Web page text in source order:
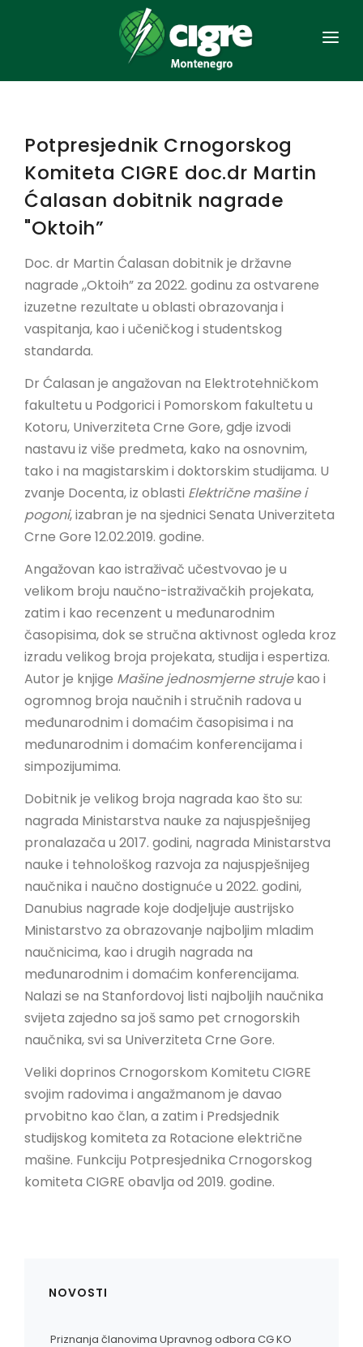
NASLOVNA
ORGANIZACIJA
ČLANSTVO
AKTA
SAVJETOVANJA
EES CRNE GORE
KONTAKT
LINKOVI
EN
Potpresjednik Crnogorskog
Komiteta CIGRE doc.dr Martin
Ćalasan dobitnik nagrade
"Oktoih”
Doc. dr Martin Ćalasan dobitnik je državne
nagrade ,,Oktoih” za 2022. godinu za ostvarene
izuzetne rezultate u oblasti obrazovanja i
vaspitanja, kao i učeničkog i studentskog
standarda.
Dr Ćalasan je angažovan na Elektrotehničkom
fakultetu u Podgorici i Pomorskom fakultetu u
Kotoru, Univerziteta Crne Gore, gdje izvodi
nastavu iz više predmeta, kako na osnovnim,
tako i na magistarskim i doktorskim studijama. U
zvanje Docenta, iz oblasti Električne mašine i
pogoni, izabran je na sjednici Senata Univerziteta
Crne Gore 12.02.2019. godine.
Angažovan kao istraživač učestvovao je u
velikom broju naučno-istraživačkih projekata,
zatim i kao recenzent u međunarodnim
časopisima, dok se stručna aktivnost ogleda kroz
izradu velikog broja projekata, studija i espertiza.
Autor je knjige Mašine jednosmjerne strujekao i
ogromnog broja naučnih i stručnih radova u
međunarodnim i domaćim časopisima i na
međunarodnim i domaćim konferencijama i
simpozijumima.
Dobitnik je velikog broja nagrada kao što su:
nagrada Ministarstva nauke za najuspješnijeg
pronalazača u 2017. godini, nagrada Ministarstva
nauke i tehnološkog razvoja za najuspješnijeg
naučnika i naučno dostignuće u 2022. godini,
Danubius nagrade koje dodjeljuje austrijsko
Ministarstvo za obrazovanje najboljim mladim
naučnicima, kao i drugih nagrada na
međunarodnim i domaćim konferencijama.
Nalazi se na Stanfordovoj listi najboljih naučnika
svijeta zajedno sa još samo pet crnogorskih
naučnika, svi sa Univerziteta Crne Gore.
Veliki doprinos Crnogorskom Komitetu CIGRE
svojim radovima i angažmanom je davao
prvobitno kao član, a zatim i Predsjednik
studijskog komiteta za Rotacione električne
mašine. Funkciju Potpresjednika Crnogorskog
komiteta CIGRE obavlja od 2019. godine.
NOVOSTI
Priznanja članovima Upravnog odbora CG KO